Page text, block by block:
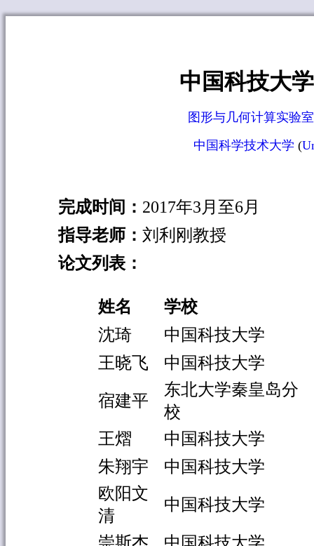
中国科技大学
图形与几何计算实验室
中国科学技术大学 (
完成时间： 2017年3月至6月
指导老师： 刘利刚教授
论文列表：
姓名
学校
沈琦
中国科技大学
王晓飞
中国科技大学
宿建平
东北大学秦皇岛分
校
王熠
中国科技大学
朱翔宇
中国科技大学
欧阳文
清
中国科技大学
崇斯杰
中国科技大学